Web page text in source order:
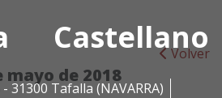
Castellano
31300 Tafalla (NAVARRA)
Volver
mayo de 2018